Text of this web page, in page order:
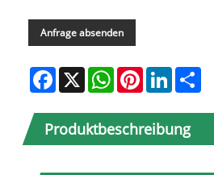
Anfrage absenden
Facebook
X WhatsAppPinterestLinkedIn
Produktbeschreibung